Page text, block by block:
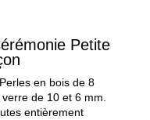
Petite
en bois de 8
de 10 et 6 mm.
entièrement